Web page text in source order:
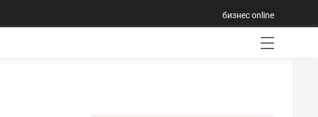
бизнес online